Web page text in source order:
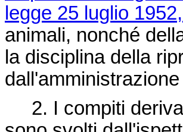
legge 25 luglio
animali, nonché
la disciplina della
2. I compiti